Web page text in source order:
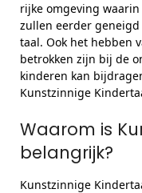
rijke omgeving
zullen eerder
taal. Ook het hebben
betrokken zijn bij de
kinderen kan
Kunstzinnige
Waarom is
belangrijk?
Kunstzinnige